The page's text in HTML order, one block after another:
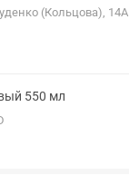
(Кольцова), 14А
550 мл